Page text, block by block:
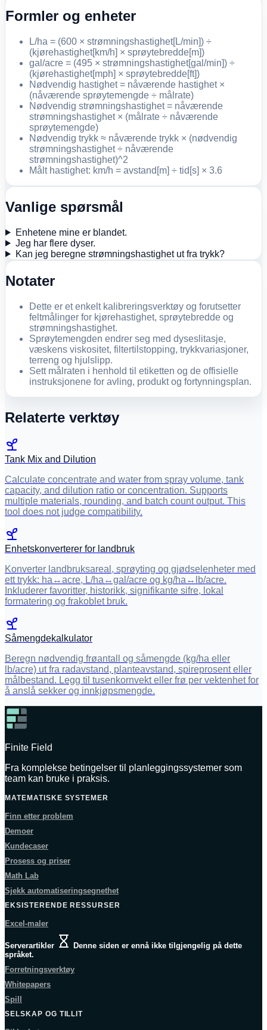
Formler og enheter
L/ha = (600 × strømningshastighet[L/min]) ÷
(kjørehastighet[km/h] × sprøytebredde[m])
gal/acre = (495 × strømningshastighet[gal/min]) ÷
(kjørehastighet[mph] × sprøytebredde[ft])
Nødvendig hastighet = nåværende hastighet ×
(nåværende sprøytemengde ÷ målrate)
Nødvendig strømningshastighet = nåværende
strømningshastighet × (målrate ÷ nåværende
sprøytemengde)
Nødvendig trykk ≈ nåværende trykk × (nødvendig
strømningshastighet ÷ nåværende
strømningshastighet)^2
Målt hastighet: km/h = avstand[m] ÷ tid[s] × 3.6
Vanlige spørsmål
Enhetene mine er blandet.
Jeg har flere dyser.
Kan jeg beregne strømningshastighet ut fra trykk?
Notater
Dette er et enkelt kalibreringsverktøy og forutsetter
feltmålinger for kjørehastighet, sprøytebredde og
strømningshastighet.
Sprøytemengden endrer seg med dyseslitasje,
væskens viskositet, filtertilstopping, trykkvariasjoner,
terreng og hjulslipp.
Sett målraten i henhold til etiketten og de offisielle
instruksjonene for avling, produkt og fortynningsplan.
Relaterte verktøy
Tank Mix and Dilution
Calculate concentrate and water from spray volume, tank
capacity, and dilution ratio or concentration. Supports
multiple materials, rounding, and batch count output. This
tool does not judge compatibility.
Enhetskonverterer for landbruk
Konverter landbruksareal, sprøyting og gjødselenheter med
ett trykk: ha↔acre, L/ha↔gal/acre og kg/ha↔lb/acre.
Inkluderer favoritter, historikk, signifikante sifre, lokal
formatering og frakoblet bruk.
Såmengdekalkulator
Beregn nødvendig frøantall og såmengde (kg/ha eller
lb/acre) ut fra radavstand, planteavstand, spireprosent eller
målbestand. Legg til tusenkornvekt eller frø per vektenhet for
å anslå sekker og innkjøpsmengde.
Finite Field
Fra komplekse betingelser til planleggingssystemer som
team kan bruke i praksis.
MATEMATISKE SYSTEMER
Finn etter problem
Demoer
Kundecaser
Prosess og priser
Math Lab
Sjekk automatiseringsegnethet
EKSISTERENDE RESSURSER
Excel-maler
Serverartikler
Denne siden er ennå ikke tilgjengelig på dette
språket.
Forretningsverktøy
Whitepapers
Spill
SELSKAP OG TILLIT